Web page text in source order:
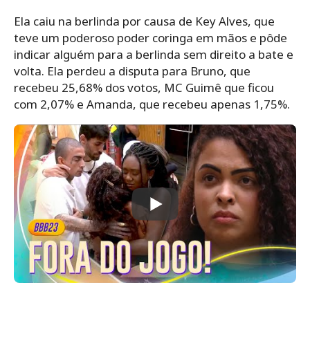
Ela caiu na berlinda por causa de Key Alves, que
teve um poderoso poder coringa em mãos e pôde
indicar alguém para a berlinda sem direito a bate e
volta. Ela perdeu a disputa para Bruno, que
recebeu 25,68% dos votos, MC Guimê que ficou
com 2,07% e Amanda, que recebeu apenas 1,75%.